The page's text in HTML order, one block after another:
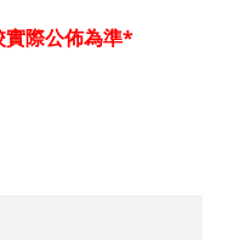
際公佈為準*